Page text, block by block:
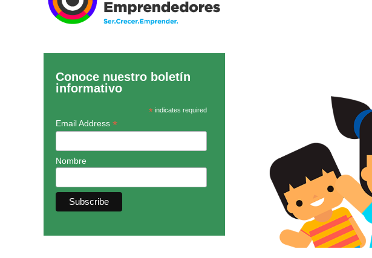
Conoce nuestro boletín
informativo
*indicates required
Email Address *
Nombre